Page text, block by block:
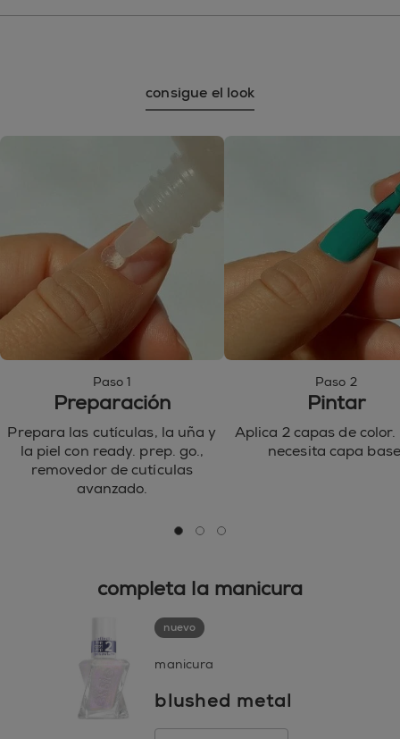
consigue el look
Paso 1
Preparación
Prepara las cutículas, la uña y
la piel con ready. prep. go.,
removedor de cutículas
avanzado.
Paso 2
Pintar
Aplica 2 capas de color.
necesita capa
go to 0go to 1go to 2
completa la manicura
nuevo
manicura
blushed metal